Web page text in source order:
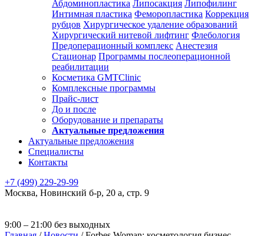
Абдоминопластика Липосакция Липофилинг
Интимная пластика Феморопластика Коррекция
рубцов Хирургическое удаление образований
Хирургический нитевой лифтинг Флебология
Предоперационный комплекс Анестезия
Стационар Программы послеоперационной
реабилитации
Косметика GMTClinic
Комплексные программы
Прайс-лист
До и после
Оборудование и препараты
Актуальные предложения
Актуальные предложения
Специалисты
Контакты
+7 (499) 229-29-99
Москва, Новинский б-р, 20 а, стр. 9
9:00 – 21:00 без выходных